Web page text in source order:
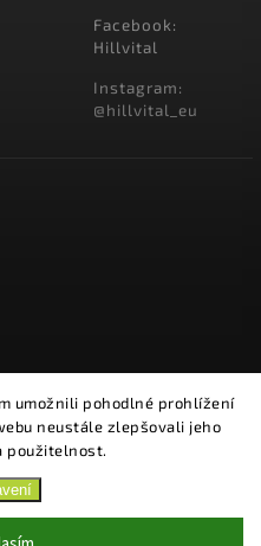
umožnili pohodlné prohlížení
neustále zlepšovali jeho
použitelnost.
Facebook:
Hillvital
Instagram:
@hillvital_eu
práva vyhrazena.
cookies